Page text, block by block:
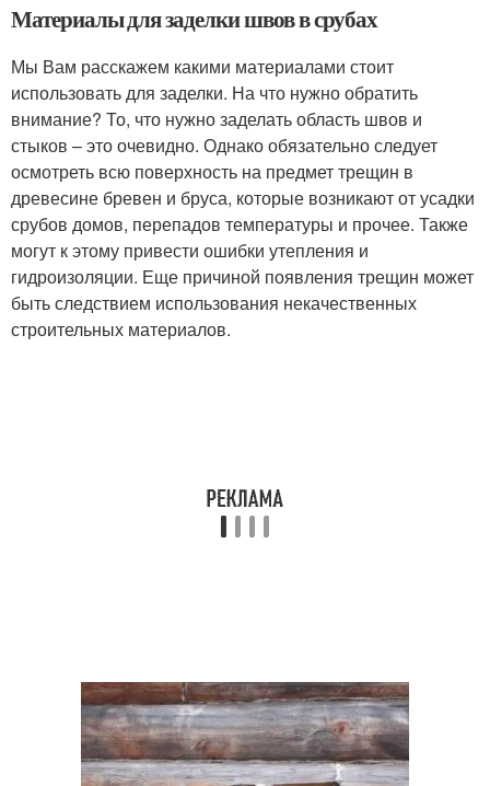
Материалы для заделки швов в срубах
Мы Вам расскажем какими материалами стоит
использовать для заделки. На что нужно обратить
внимание? То, что нужно заделать область швов и
стыков – это очевидно. Однако обязательно следует
осмотреть всю поверхность на предмет трещин в
древесине бревен и бруса, которые возникают от усадки
срубов домов, перепадов температуры и прочее. Также
могут к этому привести ошибки утепления и
гидроизоляции. Еще причиной появления трещин может
быть следствием использования некачественных
строительных материалов.